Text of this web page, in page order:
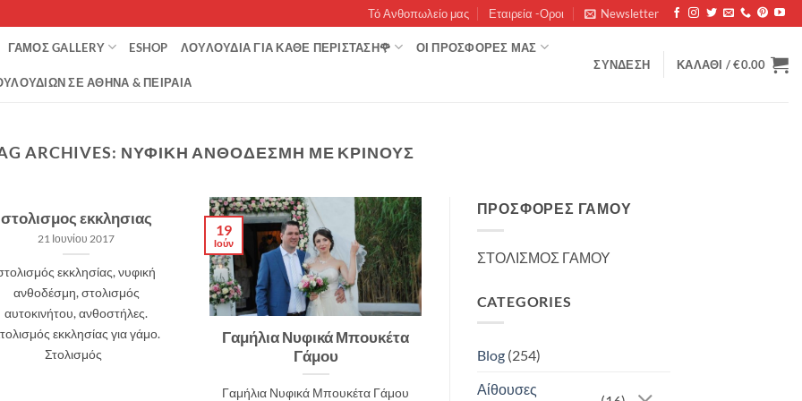
Τό Ανθοπωλείο μας Εταιρεία -Οροι Newsletter
ΓΆΜΟΣ GALLERY ESHOP ΛΟΥΛΟΥΔΙΑ ΓΙΑ ΚΑΘΕ ΠΕΡΙΣΤΑΣΗ🌹 ΟΊ ΠΡΟΣΦΟΡΈΣ ΜΑΣ
ΣΕ ΑΘΉΝΑ & ΠΕΙΡΑΙΆ
ΣΎΝΔΕΣΗ ΚΑΛΆΘΙ /€0.00
ARCHIVES: ΝΥΦΙΚΗ ΑΝΘΟΔΕΣΜΗ ΜΕ ΚΡΙΝΟΥΣ
στολισμος εκκλησιας
21 Ιουνίου 2017
εκκλησίας, νυφική
ανθοδέσμη, στολισμός
αυτοκινήτου, ανθοστήλες.
εκκλησίας για γάμο.
Στολισμός
Γαμήλια Νυφικά Μπουκέτα
Γάμου
Γαμήλια Νυφικά Μπουκέτα Γάμου
19
Ιούν
ΠΡΟΣΦΟΡΈΣ ΓΆΜΟΥ
ΣΤΟΛΙΣΜΟΣ ΓΑΜΟΥ
CATEGORIES
Blog(254)
Αίθουσες